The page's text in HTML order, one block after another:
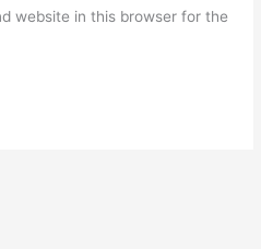
website in this browser for the